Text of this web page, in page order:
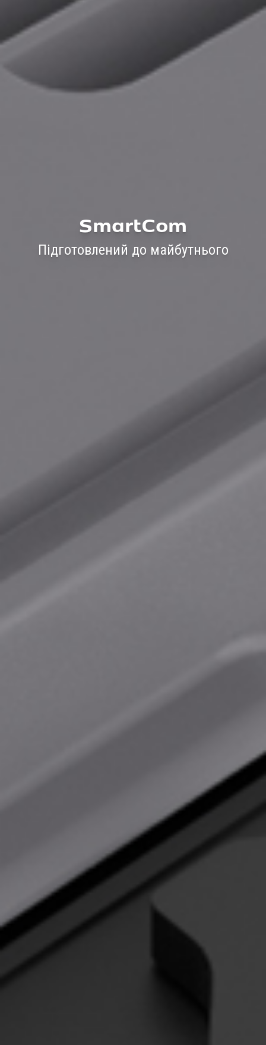
SmartCom
Підготовлений до майбутнього